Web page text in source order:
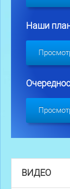
Наши
ВИДЕО